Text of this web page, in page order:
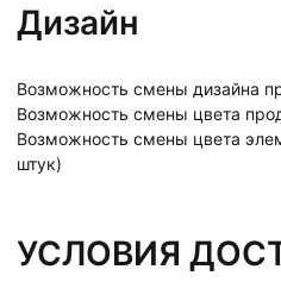
Дизайн
Возможность смены дизайна
Возможность смены цвета
Возможность смены цвета
штук)
УСЛОВИЯ